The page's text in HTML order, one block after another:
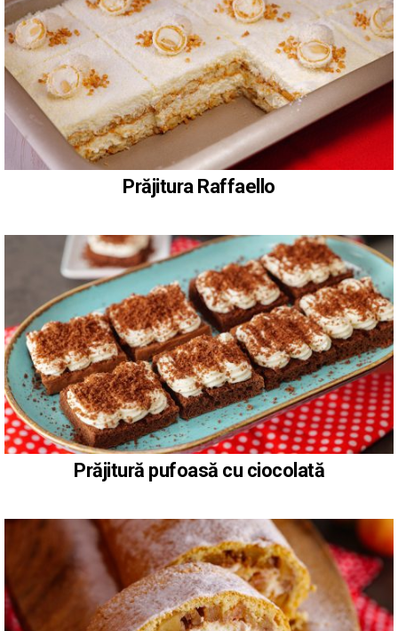
Prăjitura Raffaello
Prăjitură pufoasă cu ciocolată